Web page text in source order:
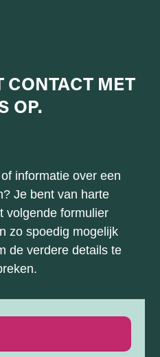
CONTACT MET
OP.
informatie over een
Je bent van harte
volgende formulier
zo spoedig mogelijk
de verdere details te